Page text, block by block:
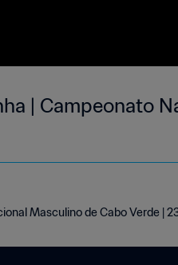
| Campeonato
Masculino de Cabo Verde |